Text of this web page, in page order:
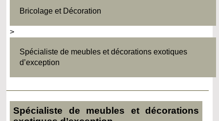
Bricolage et Décoration
>
Spécialiste de meubles et décorations exotiques
d’exception
Spécialiste de meubles et décorations